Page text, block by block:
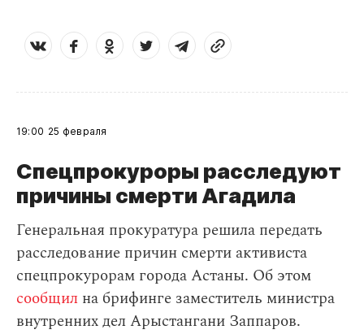
19:00 25 февраля
Спецпрокуроры расследуют
причины смерти Агадила
Генеральная прокуратура решила передать
расследование причин смерти активиста
спецпрокурорам города Астаны. Об этом
сообщил на брифинге заместитель министра
внутренних дел Арыстангани Заппаров.